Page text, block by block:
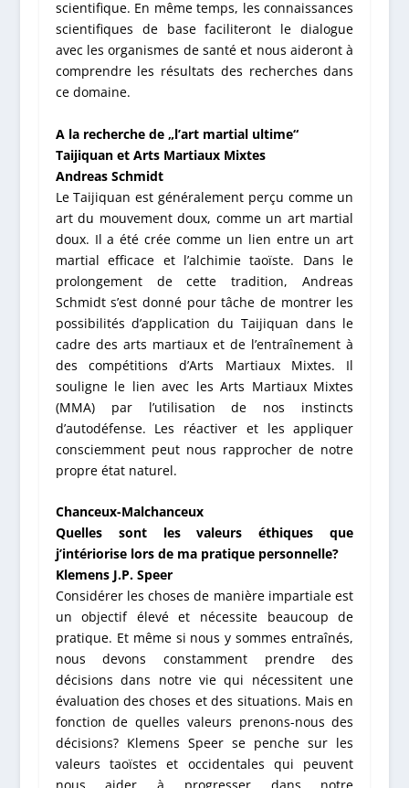
scientifique. En même temps, les connaissances
scientifiques de base faciliteront le dialogue
avec les organismes de santé et nous aideront à
comprendre les résultats des recherches dans
ce domaine.
A la recherche de „l’art martial ultime“
Taijiquan et Arts Martiaux Mixtes
Andreas Schmidt
Le Taijiquan est généralement perçu comme un
art du mouvement doux, comme un art martial
doux. Il a été crée comme un lien entre un art
martial efficace et l’alchimie taoïste. Dans le
prolongement de cette tradition, Andreas
Schmidt s’est donné pour tâche de montrer les
possibilités d’application du Taijiquan dans le
cadre des arts martiaux et de l’entraînement à
des compétitions d’Arts Martiaux Mixtes. Il
souligne le lien avec les Arts Martiaux Mixtes
(MMA) par l’utilisation de nos instincts
d’autodéfense. Les réactiver et les appliquer
consciemment peut nous rapprocher de notre
propre état naturel.
Chanceux-Malchanceux
Quelles sont les valeurs éthiques que
j’intériorise lors de ma pratique personnelle?
Klemens J.P. Speer
Considérer les choses de manière impartiale est
un objectif élevé et nécessite beaucoup de
pratique. Et même si nous y sommes entraînés,
nous devons constamment prendre des
décisions dans notre vie qui nécessitent une
évaluation des choses et des situations. Mais en
fonction de quelles valeurs prenons-nous des
décisions? Klemens Speer se penche sur les
valeurs taoïstes et occidentales qui peuvent